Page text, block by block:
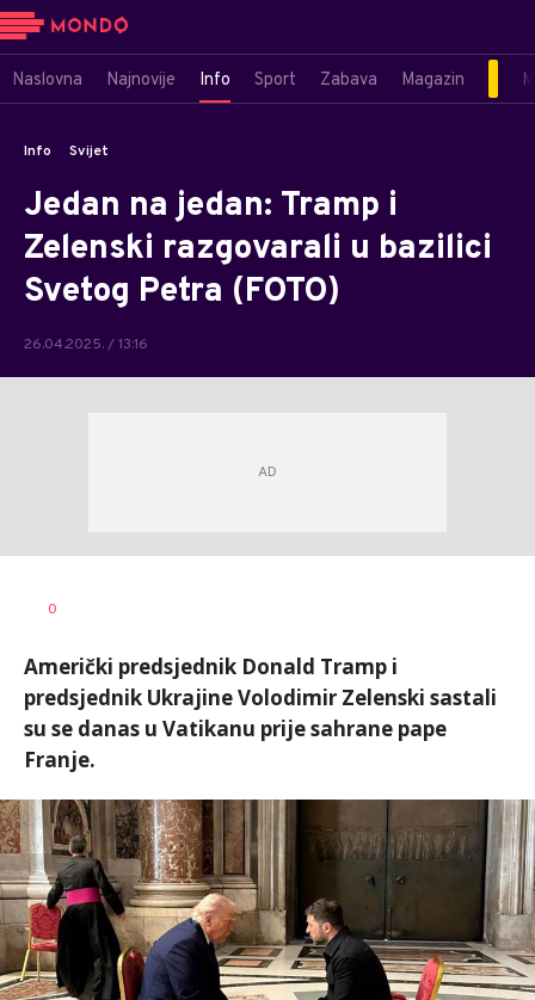
Naslovna Najnovije Info Sport Zabava Magazin
Info Svijet
Jedan na jedan: Tramp i
Zelenski razgovarali u bazilici
Svetog Petra (FOTO)
26.04.2025. / 13:16
AUTOR
0
Američki predsjednik Donald Tramp i
predsjednik Ukrajine Volodimir Zelenski sastali
su se danas u Vatikanu prije sahrane pape
Franje.